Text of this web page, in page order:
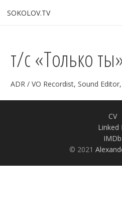
SOKOLOV.TV
т/с «Только
ADR / VO Recordist, Sound Editor,
CV
Linked
IMDb
© 2021